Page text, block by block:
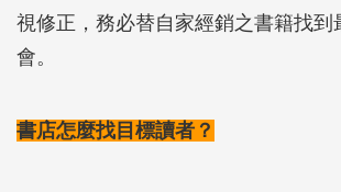
視修正，務必替自家經銷之書籍找到
會。
書店怎麼找目標讀者？